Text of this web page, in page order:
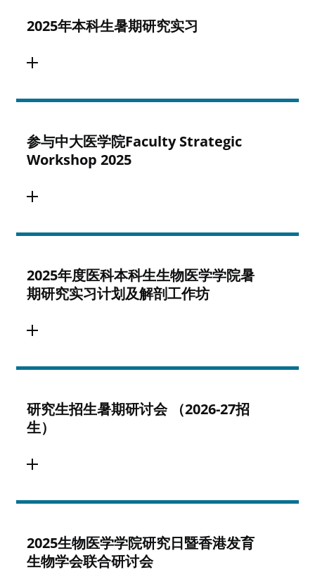
2025年本科生暑期研究实习
参与中大医学院Faculty Strategic
Workshop 2025
2025年度医科本科生生物医学学院暑
期研究实习计划及解剖工作坊
研究生招生暑期研讨会 （2026-27招
生）
2025生物医学学院研究日暨香港发育
生物学会联合研讨会